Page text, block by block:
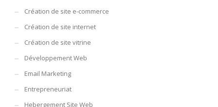
Création de site e-commerce
Création de site internet
Création de site vitrine
Développement Web
Email Marketing
Entrepreneuriat
Hebergement Site Web